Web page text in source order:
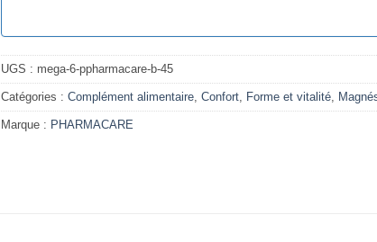
UGS : mega-6-ppharmacare-b-45
Catégories : Complément alimentaire, Confort, Forme et vitalité,
Marque : PHARMACARE